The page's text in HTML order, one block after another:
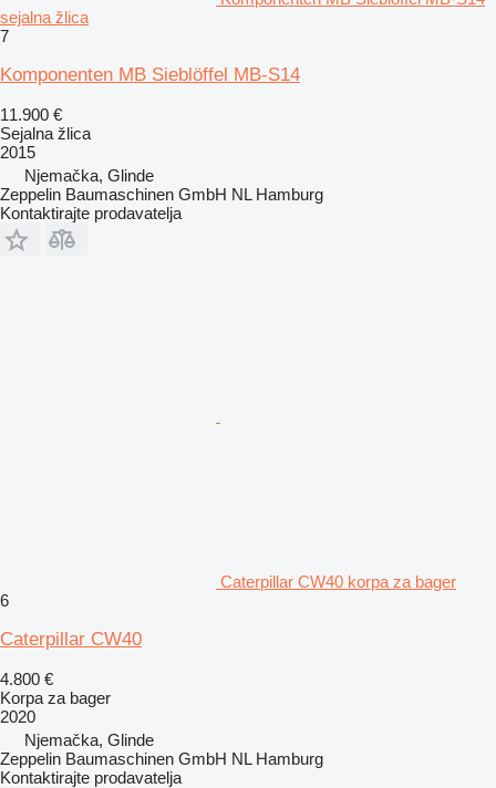
sejalna žlica
7
Komponenten MB Sieblöffel MB-S14
11.900 €
Sejalna žlica
2015
Njemačka, Glinde
Zeppelin Baumaschinen GmbH NL Hamburg
Kontaktirajte prodavatelja
Caterpillar CW40 korpa za bager
6
Caterpillar CW40
4.800 €
Korpa za bager
2020
Njemačka, Glinde
Zeppelin Baumaschinen GmbH NL Hamburg
Kontaktirajte prodavatelja